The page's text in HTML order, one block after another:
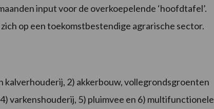
input voor de overkoepelende ‘hoofdtafel’.
op een toekomstbestendige agrarische sector.
kalverhouderij, 2) akkerbouw, vollegrondsgroenten
varkenshouderij, 5) pluimvee en 6) multifunctionele